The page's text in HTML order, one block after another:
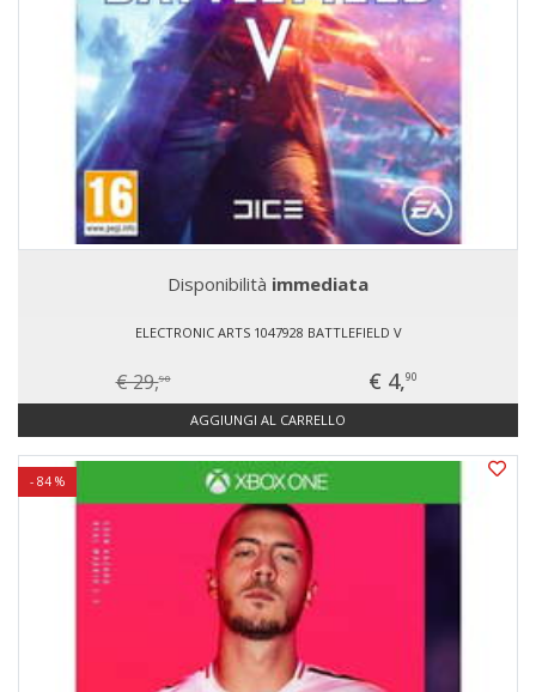
Disponibilità immediata
ELECTRONIC ARTS 1047928 BATTLEFIELD V
€ 29,90 € 4,90
AGGIUNGI AL CARRELLO
- 84 %